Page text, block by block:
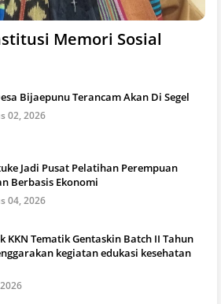
Memori Sosial
Bijaepunu Terancam Akan Di Segel
02, 2026
Jadi Pusat Pelatihan Perempuan
Berbasis Ekonomi
04, 2026
KKN Tematik Gentaskin Batch II Tahun
kegiatan edukasi kesehatan